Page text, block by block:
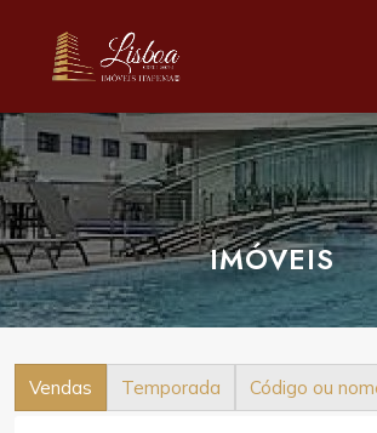
IMÓVEIS
Vendas Temporada Código ou